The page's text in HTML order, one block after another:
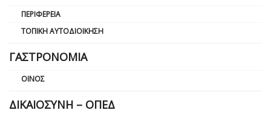
ΠΕΡΙΦΈΡΕΙΑ
ΤΟΠΙΚΉ ΑΥΤΟΔΙΟΊΚΗΣΗ
ΓΑΣΤΡΟΝΟΜΊΑ
ΟΊΝΟΣ
ΔΙΚΑΙΟΣΎΝΗ – ΟΠΕΔ